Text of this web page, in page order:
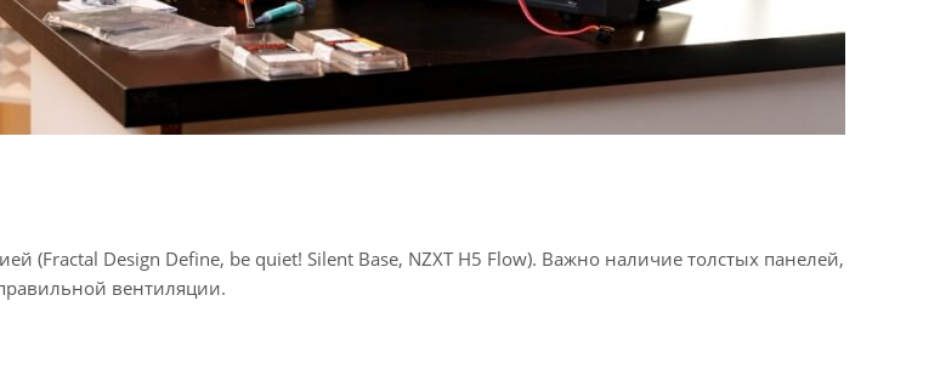
(Fractal Design Define, be quiet! Silent Base, NZXT H5 Flow). Важно наличие толстых панелей,
вентиляции.